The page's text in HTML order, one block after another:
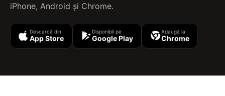
iPhone, Android și Chrome.
Descarcă din
App Store
Disponibil pe
Google Play
Adaugă la
Chrome